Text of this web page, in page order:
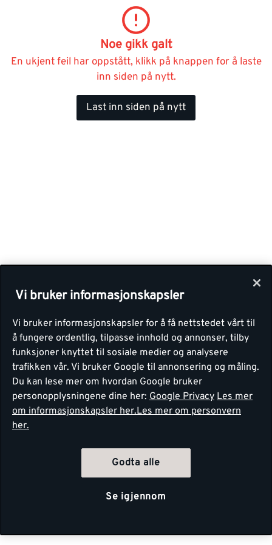
Noe gikk galt
En ukjent feil har oppstått, klikk på knappen for å laste
inn siden på nytt.
Last inn siden på nytt
Vi bruker informasjonskapsler
Vi bruker informasjonskapsler for å få nettstedet vårt til
å fungere ordentlig, tilpasse innhold og annonser, tilby
funksjoner knyttet til sosiale medier og analysere
trafikken vår. Vi bruker Google til annonsering og måling.
Du kan lese mer om hvordan Google bruker
personopplysningene dine her: Google Privacy Les mer
om informasjonskapsler her.Les mer om personvern
her.
Godta alle
Se igjennom